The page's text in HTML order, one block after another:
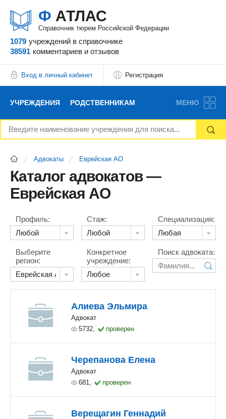
Ф АТЛАС
Справочник тюрем Российской Федерации
1079 учреждений в справочнике
38591 комментариев и отзывов
Вход в личный кабинет Регистрация
УЧРЕЖДЕНИЯ РОДСТВЕННИКАМ
НОВОСТИ БЛОГ АДВОКАТЫ
РЕКЛАМОДАТЕЛЯМ
МЕНЮ
Адвокаты Еврейская АО
Каталог адвокатов —
Еврейская АО
Профиль: Стаж: Специализация:
Выберите
регион:
Конкретное
учреждение:
Поиск адвоката:
Алиева Эльмира
Адвокат
5732,
проверен
Черепанова Елена
Адвокат
681,
проверен
Верещагин Геннадий